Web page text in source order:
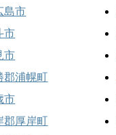
島市
市
市
郡浦幌町
市
郡厚岸町